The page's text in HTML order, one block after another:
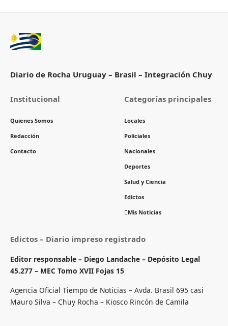
Diario de Rocha Uruguay – Brasil – Integración Chuy
Institucional
Quienes Somos
Redacción
Contacto
Categorías principales
Locales
Policiales
Nacionales
Deportes
Salud y Ciencia
Edictos
Mis Noticias
Edictos – Diario impreso registrado
Editor responsable – Diego Landache – Depósito Legal
45.277 – MEC Tomo XVII Fojas 15
Agencia Oficial Tiempo de Noticias – Avda. Brasil 695 casi
Mauro Silva – Chuy Rocha – Kiosco Rincón de Camila